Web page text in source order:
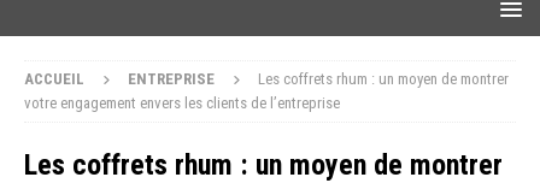
ACCUEIL ENTREPRISE
Les coffrets rhum : un moyen de montrer
votre engagement envers les clients de l’entreprise
Les coffrets rhum : un moyen de montrer